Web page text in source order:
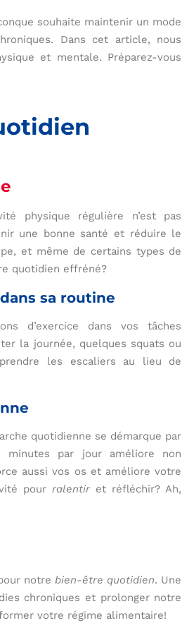
souhaite maintenir un mode
Dans cet article, nous
et mentale. Préparez-vous
physique régulière n’est pas
une bonne santé et réduire le
et même de certains types de
quotidien effréné?
sa routine
d’exercice dans vos tâches
la journée, quelques squats ou
les escaliers au lieu de
quotidienne se démarque par
minutes par jour améliore non
aussi vos os et améliore votre
pour ralentiret réfléchir? Ah,
notrebien-être quotidien. Une
chroniques et prolonger notre
votre régime alimentaire!